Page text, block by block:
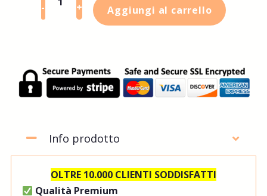
- + Aggiungi al carrello
Info prodotto
OLTRE 10.000 CLIENTI SODDISFATTI
Qualità Premium